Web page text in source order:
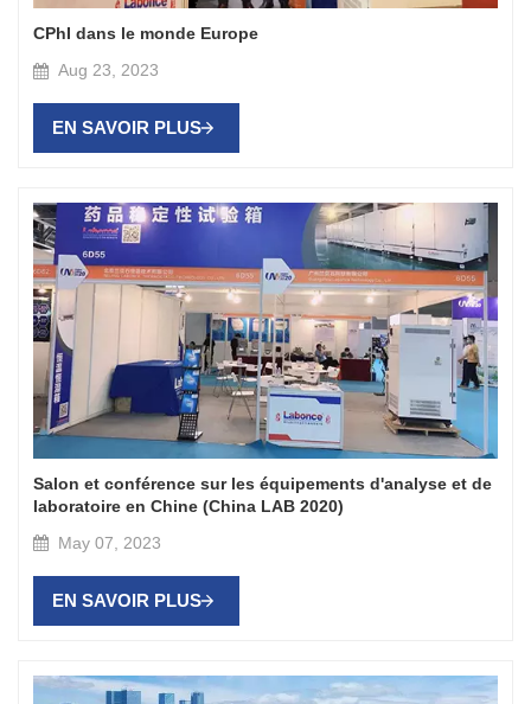
CPhI dans le monde Europe
Aug 23, 2023
EN SAVOIR PLUS
Salon et conférence sur les équipements d'analyse et de
laboratoire en Chine (China LAB 2020)
May 07, 2023
EN SAVOIR PLUS